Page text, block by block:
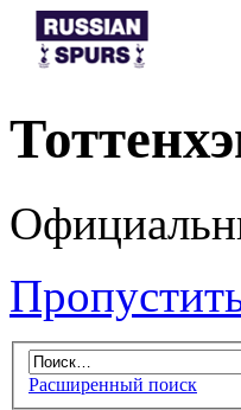
Расширенный поиск